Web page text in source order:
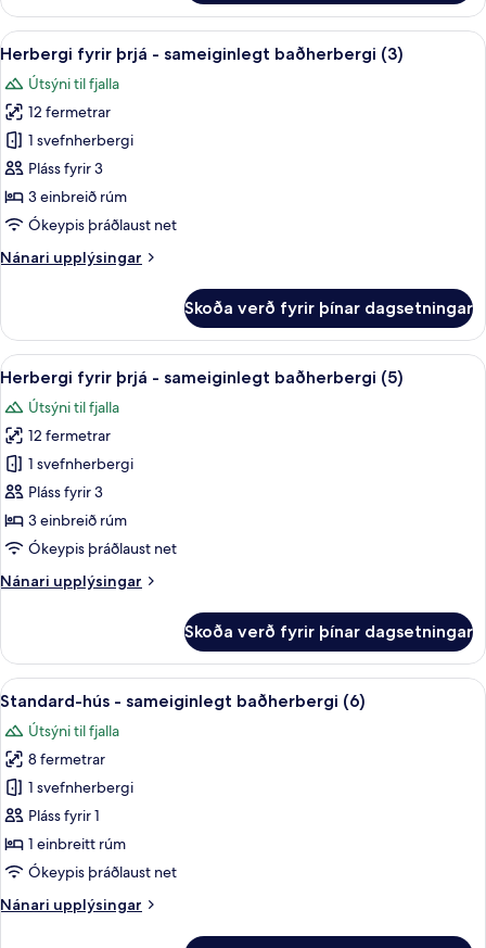
fyrir
tvo
-
sameiginlegt
baðherbergi
(1)
Skoða
allar
myndir
fyrir
Herbergi
fyrir
þrjá
-
sameiginlegt
baðherbergi
Herbergi fyrir þrjá - sameiginlegt
5
Herbergi fyrir þrjá - sameiginlegt baðherbergi (3)
Útsýni til fjalla
12 fermetrar
1 svefnherbergi
Pláss fyrir 3
3 einbreið rúm
Ókeypis þráðlaust net
Nánari upplýsingar
Nánari
fyrir
þrjá
-
sameiginlegt
baðherbergi
(3)
Skoða verð fyrir þínar dagsetningar
Skoða
allar
myndir
fyrir
Herbergi
fyrir
þrjá
-
sameiginlegt
baðherbergi
Herbergi fyrir þrjá - sameiginlegt
2
Herbergi fyrir þrjá - sameiginlegt baðherbergi (5)
Útsýni til fjalla
12 fermetrar
1 svefnherbergi
Pláss fyrir 3
3 einbreið rúm
Ókeypis þráðlaust net
Nánari upplýsingar
Nánari
fyrir
þrjá
-
baðherbergi
(5)
Skoða verð fyrir þínar dagsetningar
Skoða
allar
myndir
fyrir
Standard-
hús
-
sameiginlegt
baðherbergi
(6)
Standard-hús - sameiginlegt
3
Standard-hús - sameiginlegt baðherbergi (6)
Útsýni til fjalla
8 fermetrar
1 svefnherbergi
Pláss fyrir 1
1 einbreitt rúm
Ókeypis þráðlaust net
Nánari upplýsingar
Nánari